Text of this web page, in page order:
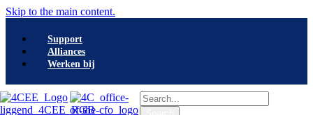
Skip to the main content.
Support
Alliances
Werken bij
Search